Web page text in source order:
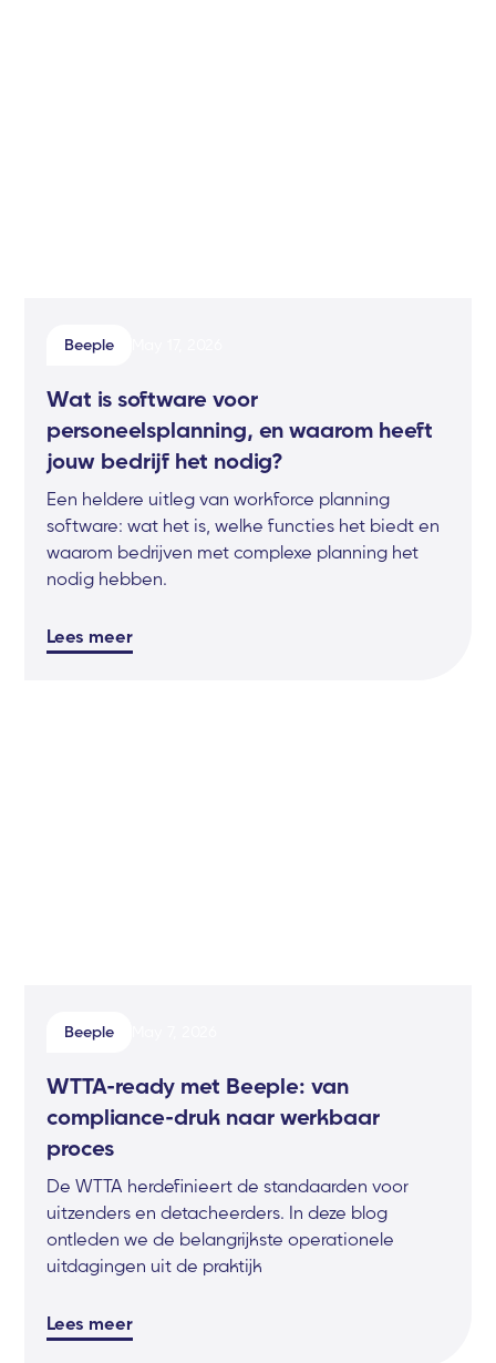
Beeple
Wat is software voor
personeelsplanning, en waarom heeft
jouw bedrijf het nodig?
Een heldere uitleg van workforce planning
software: wat het is, welke functies het biedt en
waarom bedrijven met complexe planning het
nodig hebben.
Lees meer
Beeple
WTTA-ready met Beeple: van
compliance-druk naar werkbaar
proces
De WTTA herdefinieert de standaarden voor
uitzenders en detacheerders. In deze blog
ontleden we de belangrijkste operationele
uitdagingen uit de praktijk
Lees meer